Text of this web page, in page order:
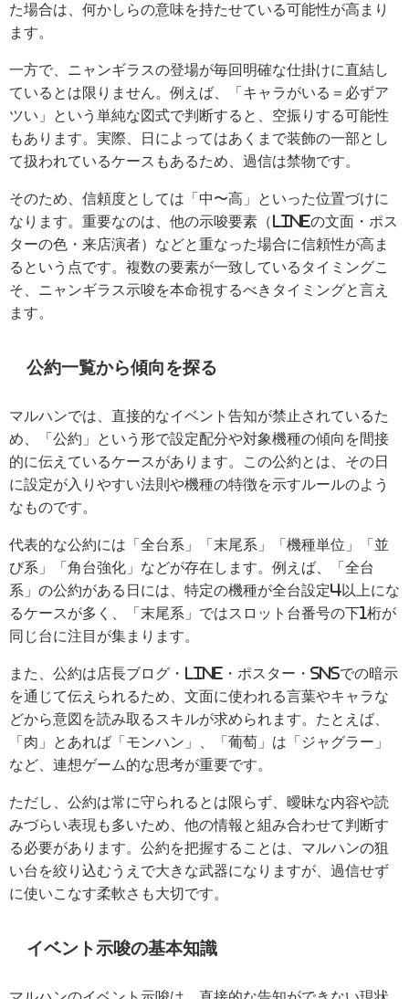
た場合は、何かしらの意味を持たせている可能性が高まり
ます。
一方で、ニャンギラスの登場が毎回明確な仕掛けに直結し
ているとは限りません。例えば、「キャラがいる＝必ずア
ツい」という単純な図式で判断すると、空振りする可能性
もあります。実際、日によってはあくまで装飾の一部とし
て扱われているケースもあるため、過信は禁物です。
そのため、信頼度としては「中〜高」といった位置づけに
なります。重要なのは、他の示唆要素（LINEの文面・ポス
ターの色・来店演者）などと重なった場合に信頼性が高ま
るという点です。複数の要素が一致しているタイミングこ
そ、ニャンギラス示唆を本命視するべきタイミングと言え
ます。
公約一覧から傾向を探る
マルハンでは、直接的なイベント告知が禁止されているた
め、「公約」という形で設定配分や対象機種の傾向を間接
的に伝えているケースがあります。この公約とは、その日
に設定が入りやすい法則や機種の特徴を示すルールのよう
なものです。
代表的な公約には「全台系」「末尾系」「機種単位」「並
び系」「角台強化」などが存在します。例えば、「全台
系」の公約がある日には、特定の機種が全台設定4以上にな
るケースが多く、「末尾系」ではスロット台番号の下1桁が
同じ台に注目が集まります。
また、公約は店長ブログ・LINE・ポスター・SNSでの暗示
を通じて伝えられるため、文面に使われる言葉やキャラな
どから意図を読み取るスキルが求められます。たとえば、
「肉」とあれば「モンハン」、「葡萄」は「ジャグラー」
など、連想ゲーム的な思考が重要です。
ただし、公約は常に守られるとは限らず、曖昧な内容や読
みづらい表現も多いため、他の情報と組み合わせて判断す
る必要があります。公約を把握することは、マルハンの狙
い台を絞り込むうえで大きな武器になりますが、過信せず
に使いこなす柔軟さも大切です。
イベント示唆の基本知識
マルハンのイベント示唆は、直接的な告知ができない現状